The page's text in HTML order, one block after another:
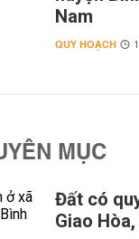
Nam
QUY HOẠCH
MỤC
Đất có
Giao